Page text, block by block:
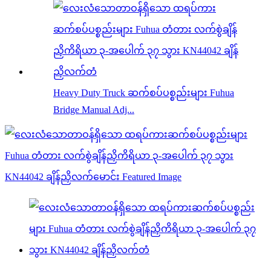
Heavy Duty Truck ဆက်စပ်ပစ္စည်းများ Fuhua
Bridge Manual Adj...